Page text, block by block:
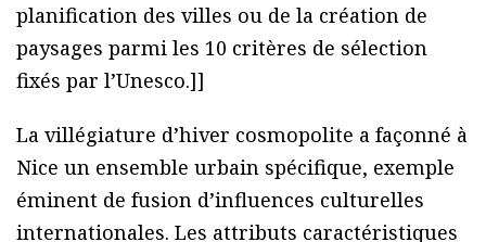
planification des villes ou de la création de
paysages parmi les 10 critères de sélection
fixés par l’Unesco.]]
La villégiature d’hiver cosmopolite a façonné à
Nice un ensemble urbain spécifique, exemple
éminent de fusion d’influences culturelles
internationales. Les attributs caractéristiques